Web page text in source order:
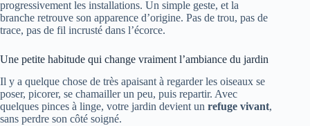
progressivement les installations. Un simple geste, et la
branche retrouve son apparence d’origine. Pas de trou, pas de
trace, pas de fil incrusté dans l’écorce.
Une petite habitude qui change vraiment l’ambiance du jardin
Il y a quelque chose de très apaisant à regarder les oiseaux se
poser, picorer, se chamailler un peu, puis repartir. Avec
quelques pinces à linge, votre jardin devient un refuge vivant,
sans perdre son côté soigné.